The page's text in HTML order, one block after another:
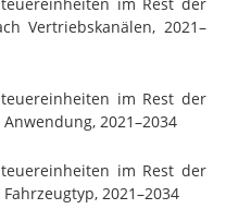
Vertriebskanälen, 2021–
im Rest der
2021–2034
im Rest der
2021–2034